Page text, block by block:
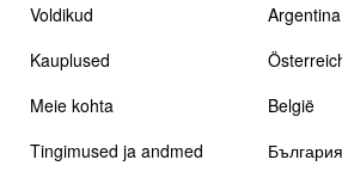
Voldikud
Kauplused
Meie kohta
Tingimused ja andmed
Argentina
België
България